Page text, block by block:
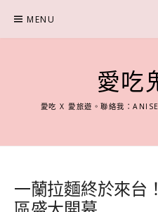
content
MENU
愛吃
愛吃 X 愛旅遊。聯絡我：
一蘭拉麵終於來台